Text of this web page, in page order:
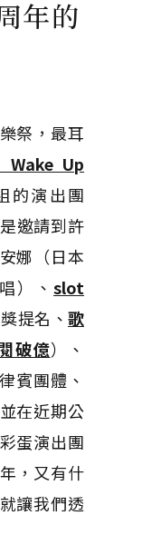
年的
祭，最耳
Up
的演出團
邀請到許
娜（日本
）、 slot
提名、 歌
破億）、
賓團體、
在近期公
蛋演出團
，又有什
讓我們透